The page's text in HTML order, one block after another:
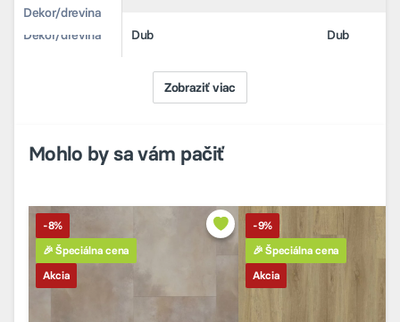
Dekor/drevina Dub Dub
Dekor/drevina
Zobraziť viac
Mohlo by sa vám pačiť
-8%
🎉 Špeciálna cena
Akcia
-9%
🎉 Špeciálna cena
Akcia